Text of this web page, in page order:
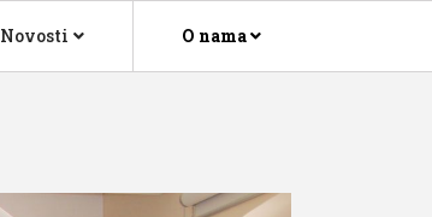
Novosti O nama